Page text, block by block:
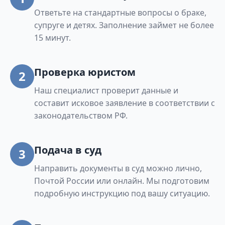
5 (нечетная), ул. Некрасова полностью, ул.
Огнеупорщиков полностью, ул. Охотников
полностью, ул. Парковая полностью, ул.
полностью, ул. Сварщиков полностью, ул.
Северная полностью, ул. Сосновая полностью,
ул. Степана Разина полностью, ул. Тепличная
полностью, ул. Уральских Рабочих № 42 – 50, 50
А (четная), ул. Феофанова № 4 – 52 (четная), №
ул. Циолковского полностью, ул. Шейнкмана
полностью, ул. Юбилейная № 20 – 26, 26А
(четная), № 9 – 15 (нечетная), ул. Ягодная
полностью, г. Верхняя Пышма: улица Западная
Ответьте на стандартные вопросы о браке,
супруге и детях. Заполнение займет не более
15 минут.
2 Проверка юристом
Наш специалист проверит данные и
составит исковое заявление в соответствии с
законодательством РФ.
3 Подача в суд
Направить документы в суд можно лично,
Почтой России или онлайн. Мы подготовим
подробную инструкцию под вашу ситуацию.